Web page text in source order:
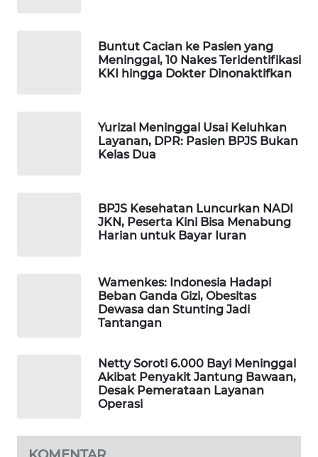
Buntut Cacian ke Pasien yang
Meninggal, 10 Nakes Teridentifikasi
KKI hingga Dokter Dinonaktifkan
Yurizal Meninggal Usai Keluhkan
Layanan, DPR: Pasien BPJS Bukan
Kelas Dua
BPJS Kesehatan Luncurkan NADI
JKN, Peserta Kini Bisa Menabung
Harian untuk Bayar Iuran
Wamenkes: Indonesia Hadapi
Beban Ganda Gizi, Obesitas
Dewasa dan Stunting Jadi
Tantangan
Netty Soroti 6.000 Bayi Meninggal
Akibat Penyakit Jantung Bawaan,
Desak Pemerataan Layanan
Operasi